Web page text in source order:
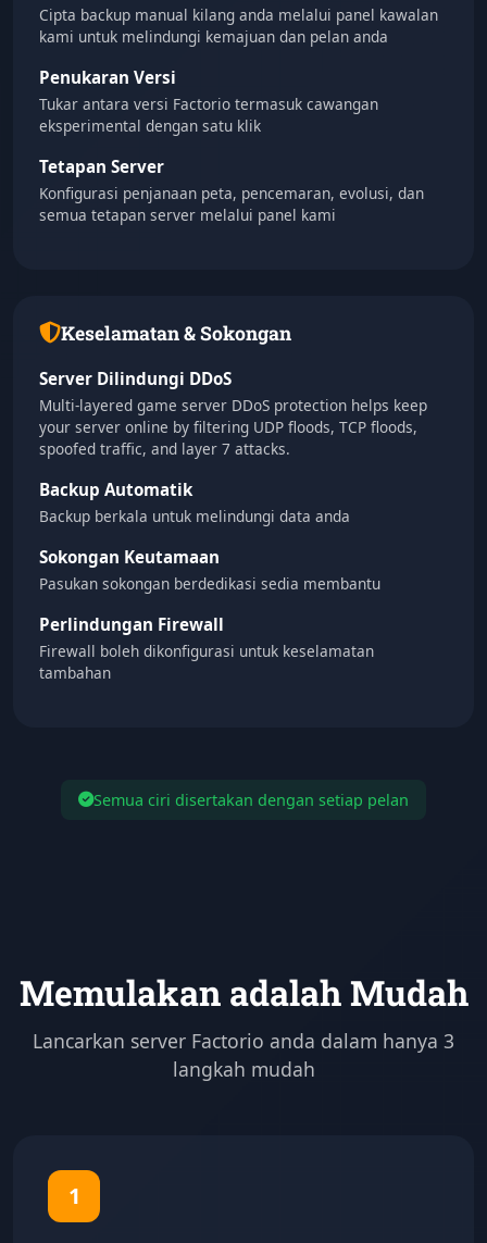
Cipta backup manual kilang anda melalui panel kawalan
kami untuk melindungi kemajuan dan pelan anda
Penukaran Versi
Tukar antara versi Factorio termasuk cawangan
eksperimental dengan satu klik
Tetapan Server
Konfigurasi penjanaan peta, pencemaran, evolusi, dan
semua tetapan server melalui panel kami
Keselamatan & Sokongan
Server Dilindungi DDoS
Multi-layered game server DDoS protection helps keep
your server online by filtering UDP floods, TCP floods,
spoofed traffic, and layer 7 attacks.
Backup Automatik
Backup berkala untuk melindungi data anda
Sokongan Keutamaan
Pasukan sokongan berdedikasi sedia membantu
Perlindungan Firewall
Firewall boleh dikonfigurasi untuk keselamatan
tambahan
Semua ciri disertakan dengan setiap pelan
Memulakan adalah Mudah
Lancarkan server Factorio anda dalam hanya 3
langkah mudah
1